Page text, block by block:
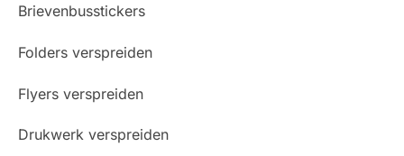
Brievenbusstickers
Folders verspreiden
Flyers verspreiden
Drukwerk verspreiden